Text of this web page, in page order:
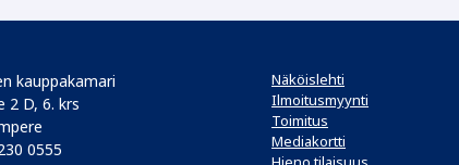
kauppakamari
2 D, 6. krs
0555
Näköislehti
Ilmoitusmyynti
Toimitus
Mediakortti